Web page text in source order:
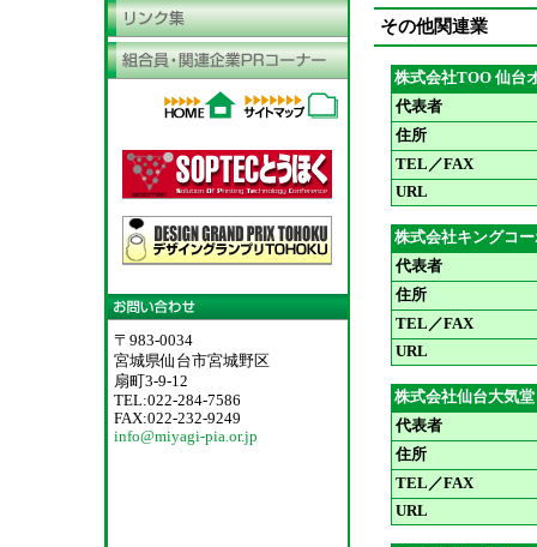
〒983-0034
宮城県仙台市宮城野区
扇町3-9-12
TEL:022-284-7586
FAX:022-232-9249
info@miyagi-pia.or.jp
その他関連業
株式会社TOO 仙台
代表者
住所
TEL／FAX
URL
株式会社キングコ
代表者
住所
TEL／FAX
URL
株式会社仙台大気堂
代表者
住所
TEL／FAX
URL